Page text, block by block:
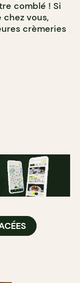
comblé ! Si
vous,
crèmeries